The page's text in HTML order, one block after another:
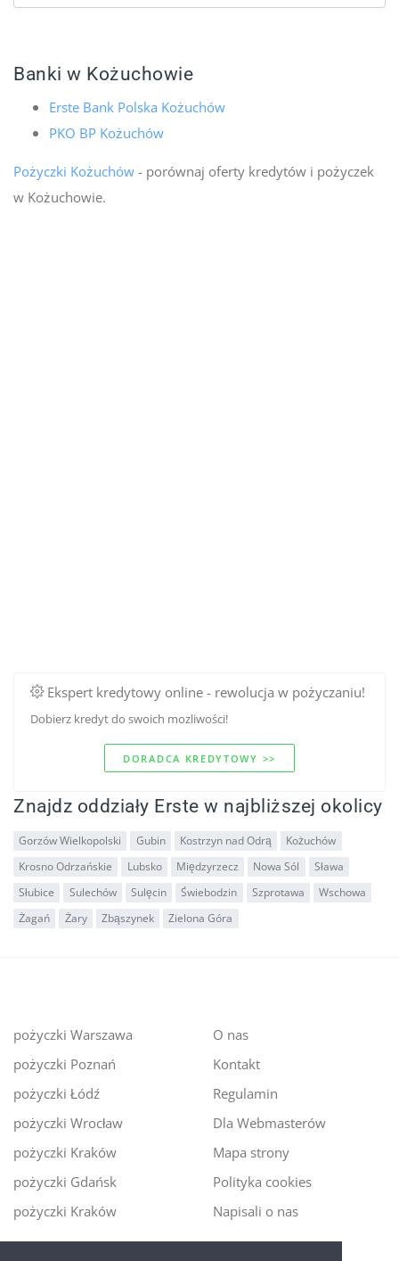
Banki w Kożuchowie
Erste Bank Polska Kożuchów
PKO BP Kożuchów
Pożyczki Kożuchów- porównaj oferty kredytów i pożyczek
w Kożuchowie.
Ekspert kredytowy online - rewolucja w pożyczaniu!
Dobierz kredyt do swoich mozliwości!
DORADCA KREDYTOWY >>
Znajdz oddziały Erste w najbliższej okolicy
Gorzów Wielkopolski Gubin Kostrzyn nad Odrą
Kożuchów
Krosno Odrzańskie
Lubsko Międzyrzecz Nowa Sól
Sława
Słubice
Sulechów Sulęcin Świebodzin Szprotawa
Wschowa
Żagań
Żary Zbąszynek Zielona Góra
pożyczki Warszawa
pożyczki Poznań
pożyczki Łódź
pożyczki Wrocław
pożyczki Kraków
pożyczki Gdańsk
pożyczki Kraków
O nas
Kontakt
Regulamin
Dla Webmasterów
Mapa strony
Polityka cookies
Napisali o nas